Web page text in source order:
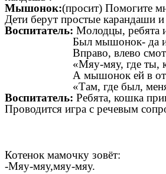
Мышонок:(просит) Помогите
Дети берут простые карандаши
Воспитатель: Молодцы, ребята
Был мышонок- да
Вправо, влево
«Мяу-мяу, где ты,
А мышонок ей в
«Там, где был, меня
Воспитатель: Ребята, кошка
Проводится игра с речевым
Котенок мамочку
-Мяу-мяу,мяу-